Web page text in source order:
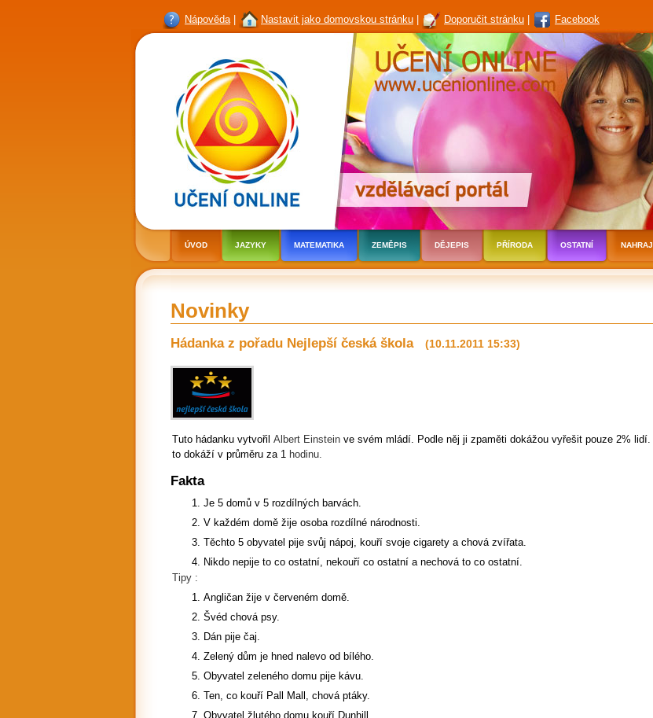
Nápověda| Nastavit jako domovskou stránku Doporučit stránku Facebook
ÚVOD JAZYKY MATEMATIKA ZEMĚPIS DĚJEPIS PŘÍRODA OSTATNÍ NAHRAJ
Novinky
Hádanka z pořadu Nejlepší česká škola (10.11.2011 15:33)
Tuto hádanku vytvořil Albert Einstein ve svém mládí. Podle něj ji zpaměti dokážou vyřešit pouze 2% lidí.
to dokáží v průměru za 1 hodinu.
Fakta
Je 5 domů v 5 rozdílných barvách.
V každém domě žije osoba rozdílné národnosti.
Těchto 5 obyvatel pije svůj nápoj, kouří svoje cigarety a chová zvířata.
Nikdo nepije to co ostatní, nekouří co ostatní a nechová to co ostatní.
Tipy :
Angličan žije v červeném domě.
Švéd chová psy.
Dán pije čaj.
Zelený dům je hned nalevo od bílého.
Obyvatel zeleného domu pije kávu.
Ten, co kouří Pall Mall, chová ptáky.
Obyvatel žlutého domu kouří Dunhill.